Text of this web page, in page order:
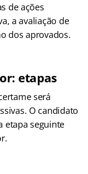
de ações
a avaliação de
dos aprovados.
etapas
será
O candidato
etapa seguinte